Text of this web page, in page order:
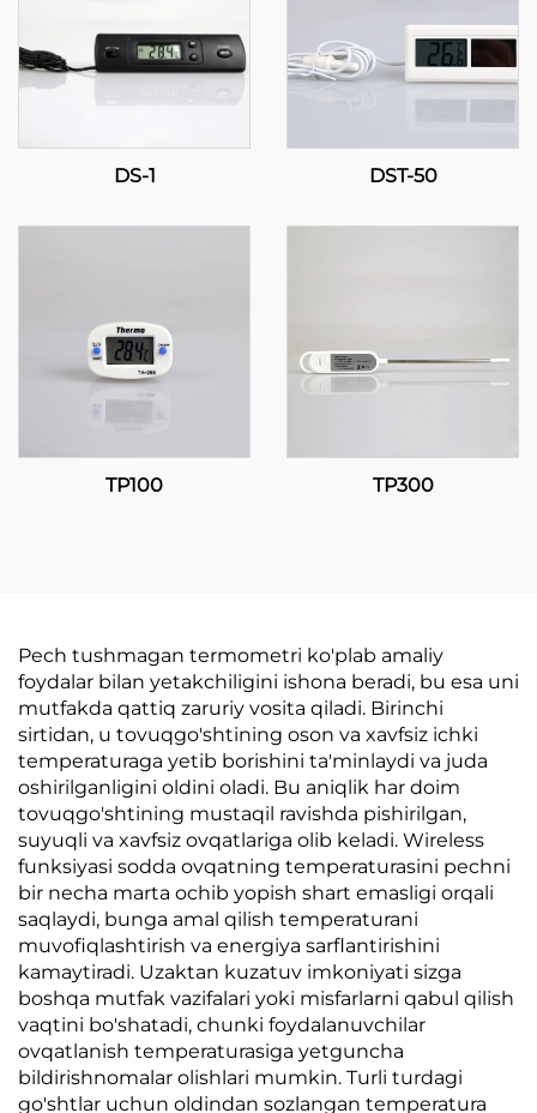
DS-1 DST-50
TP100 TP300
Pech tushmagan termometri ko'plab amaliy
foydalar bilan yetakchiligini ishona beradi, bu esa uni
mutfakda qattiq zaruriy vosita qiladi. Birinchi
sirtidan, u tovuqgo'shtining oson va xavfsiz ichki
temperaturaga yetib borishini ta'minlaydi va juda
oshirilganligini oldini oladi. Bu aniqlik har doim
tovuqgo'shtining mustaqil ravishda pishirilgan,
suyuqli va xavfsiz ovqatlariga olib keladi. Wireless
funksiyasi sodda ovqatning temperaturasini pechni
bir necha marta ochib yopish shart emasligi orqali
saqlaydi, bunga amal qilish temperaturani
muvofiqlashtirish va energiya sarflantirishini
kamaytiradi. Uzaktan kuzatuv imkoniyati sizga
boshqa mutfak vazifalari yoki misfarlarni qabul qilish
vaqtini bo'shatadi, chunki foydalanuvchilar
ovqatlanish temperaturasiga yetguncha
bildirishnomalar olishlari mumkin. Turli turdagi
go'shtlar uchun oldindan sozlangan temperatura